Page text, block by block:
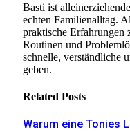
Basti ist
echten Familienalltag.
praktische
Routinen und
schnelle, verständliche
geben.
Related Posts
Warum eine Tonies